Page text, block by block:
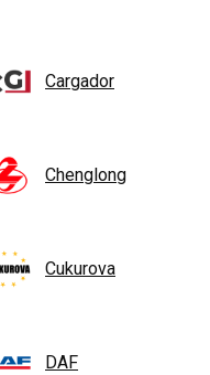
Cargador
Chenglong
Cukurova
DAF